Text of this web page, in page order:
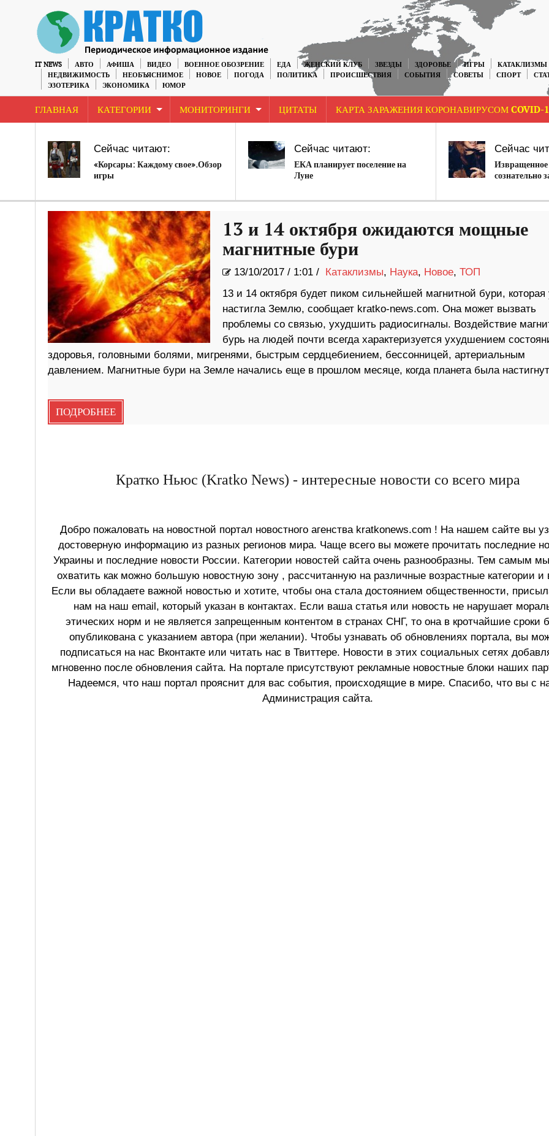
IT NEWS АВТО АФИША ВИДЕО ВОЕННОЕ ОБОЗРЕНИЕ ЕДА ЖЕНСКИЙ КЛУБ ЗВЕЗДЫ ЗДОРОВЬЕ ИГРЫ
КАТАКЛИЗМЫ
НЕДВИЖИМОСТЬ
НЕОБЪЯСНИМОЕ НОВОЕ ПОГОДА ПОЛИТИКА ПРОИСШЕСТВИЯ СОБЫТИЯ СОВЕТЫ СПОРТ
ЭЗОТЕРИКА
ЭКОНОМИКА ЮМОР
ГЛАВНАЯ КАТЕГОРИИ МОНИТОРИНГИ ЦИТАТЫ КАРТА ЗАРАЖЕНИЯ КОРОНАВИРУСОМ COVID-
Сейчас читают:
«Корсары: Каждому свое».Обзор
игры
Сейчас читают:
ЕКА планирует поселение на
Луне
Сейчас
Извращенное
сознательно
13 и 14 октября ожидаются мощные
магнитные бури
13/10/2017/ 1:01 / Катаклизмы, Наука, Новое, ТОП
13 и 14 октября будет пиком сильнейшей магнитной бури, которая
настигла Землю, сообщает kratko-news.com. Она может вызвать
проблемы со связью, ухудшить радиосигналы. Воздействие
бурь на людей почти всегда характеризуется ухудшением
здоровья, головными болями, мигренями, быстрым сердцебиением, бессонницей, артериальным
давлением. Магнитные бури на Земле начались еще в прошлом месяце, когда планета была
ПОДРОБНЕЕ
Кратко Ньюс (Kratko News) - интересные новости со всего мира
Добро пожаловать на новостной портал новостного агенства kratkonews.com ! На нашем сайте вы
достоверную информацию из разных регионов мира. Чаще всего вы можете прочитать последние
Украины и последние новости России. Категории новостей сайта очень разнообразны. Тем самым
охватить как можно большую новостную зону , рассчитанную на различные возрастные категории и
Если вы обладаете важной новостью и хотите, чтобы она стала достоянием общественности,
нам на наш email, который указан в контактах. Если ваша статья или новость не нарушает
этических норм и не является запрещенным контентом в странах СНГ, то она в кротчайшие сроки
опубликована с указанием автора (при желании). Чтобы узнавать об обновлениях портала, вы
подписаться на нас Вконтакте или читать нас в Твиттере. Новости в этих социальных сетях
мгновенно после обновления сайта. На портале присутствуют рекламные новостные блоки наших
Надеемся, что наш портал прояснит для вас события, происходящие в мире. Спасибо, что вы с
Администрация сайта.